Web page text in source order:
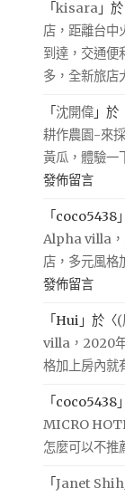
「kisara 」
店，距離台中
到達，交通便
多，全新旅店
「沈開偉 」於
耕作農園-來
黃瓜，體驗一
發佈留言
「 coco5438
Alpha villa
店，多元風格
發佈留言
「Hui 」於〈(
villa，2020
格加上房內就
「 coco5438
MICRO
怎麼可以不推
「Janet Shih